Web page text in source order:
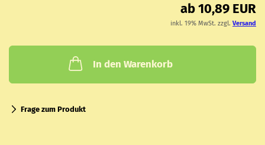
ab 10,89 EUR
inkl. 19% MwSt. zzgl. Versand
In den Warenkorb
Frage zum Produkt